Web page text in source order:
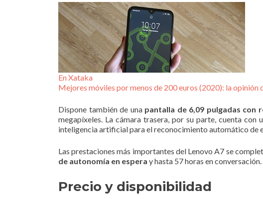
En Xataka
Mejores móviles por menos de 200 euros (2020): la opinión
Dispone también de una pantalla de 6,09 pulgadas con
megapíxeles. La cámara trasera, por su parte, cuenta
inteligencia artificial para el reconocimiento automático de
Las prestaciones más importantes del Lenovo A7 se
de autonomía en espera y hasta 57 horas en
Precio y disponibilidad